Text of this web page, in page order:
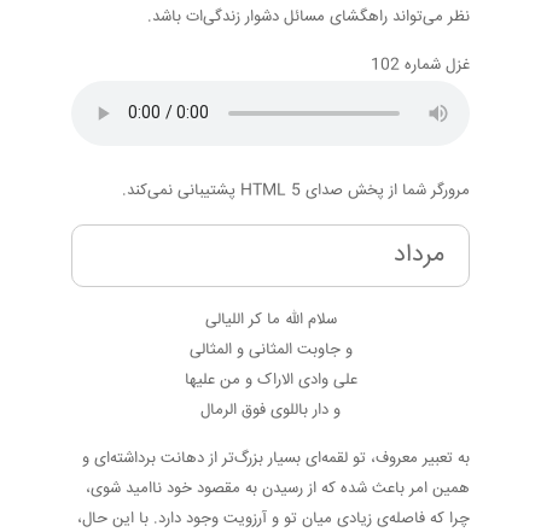
نظر می‌تواند راهگشای مسائل دشوار زندگی‌ات باشد.
غزل شماره 102
مرورگر شما از پخش صدای HTML 5 پشتیبانی نمی‌کند.
مرداد
سلام الله ما کر اللیالی
و جاوبت المثانی و المثالی
علی وادی الاراک و من علیها
و دار باللوی فوق الرمال
به تعبیر معروف، تو لقمه‌ای بسیار بزرگ‌تر از دهانت برداشته‌ای و
همین امر باعث شده که از رسیدن به مقصود خود ناامید شوی،
چرا که فاصله‌ی زیادی میان تو و آرزویت وجود دارد. با این حال،